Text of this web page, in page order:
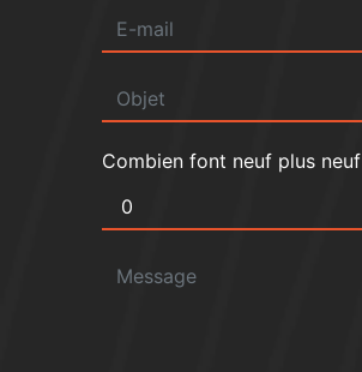
Combien font neuf plus neuf